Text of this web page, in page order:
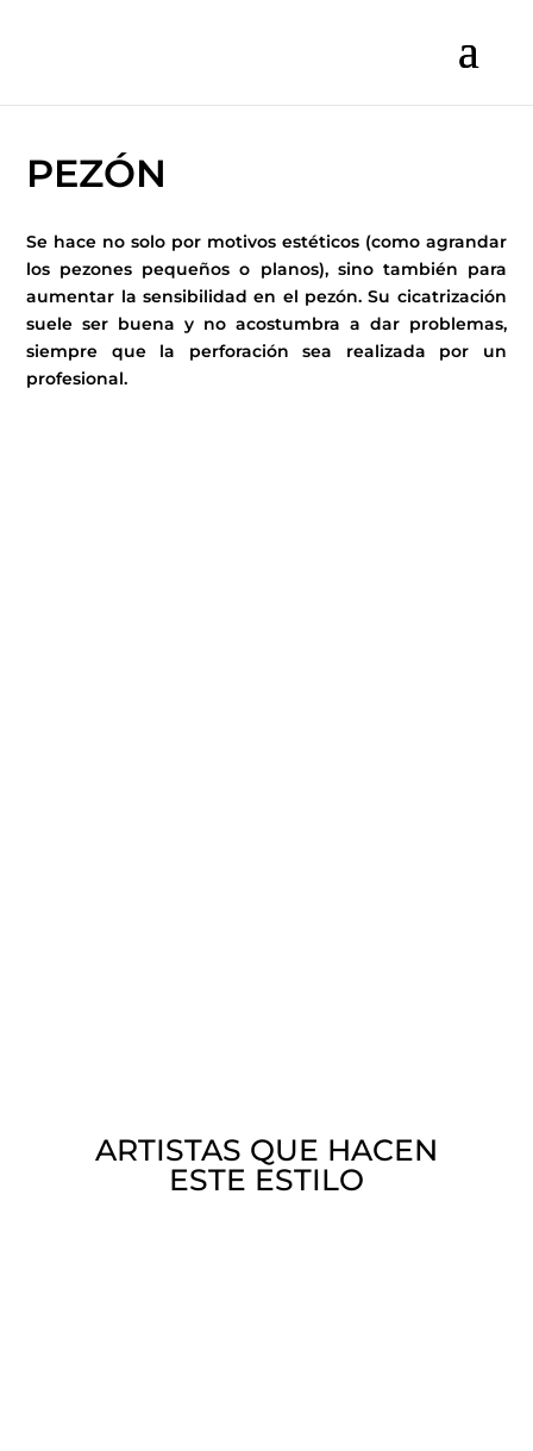
PEZÓN
Se hace no solo por motivos estéticos (como agrandar
los pezones pequeños o planos), sino también para
aumentar la sensibilidad en el pezón. Su cicatrización
suele ser buena y no acostumbra a dar problemas,
siempre que la perforación sea realizada por un
profesional.
ARTISTAS QUE HACEN
ESTE ESTILO